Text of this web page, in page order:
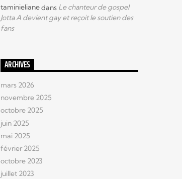
taminielianedans Le chanteur de gospel
Jotta A devient gay et reçoit le soutien des
fans
ARCHIVES
mars 2026
novembre 2025
octobre 2025
juin 2025
mai 2025
février 2025
octobre 2023
juillet 2023